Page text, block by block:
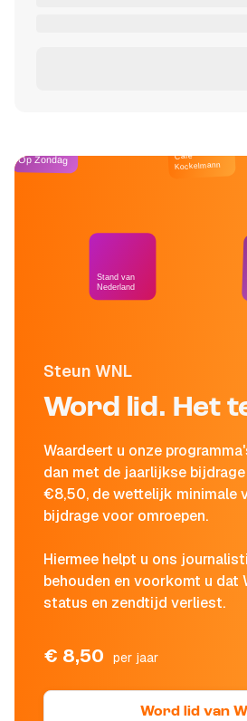
Steun WNL
Word lid. Het
Waardeert u onze
dan met de jaarlijkse
€8,50, de wettelijk minimale
bijdrage voor omroepen.
Hiermee helpt u ons
behouden en voorkomt u dat
status en zendtijd verliest.
€ 8,50 per jaar
Word lid van
Op Zondag
Stand van
Nederland
Café
Kockelmann